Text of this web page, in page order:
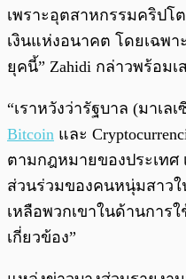
เพราะอุตสาหกรรมคริปโ
เงินแห่งอนาคต โดยเฉพ
ยุคนี้” Zahidi กล่าวพร้อมเ
“เราหวังว่ารัฐบาล (มาเ
Bitcoin และ
ตามกฎหมายของประเทศ
ส่วนร่วมของคนหนุ่มสาวใ
เหลือพวกเขาในด้านการ
เกี่ยวข้อง”